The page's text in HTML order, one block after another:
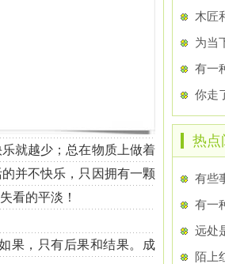
就越少；总在物质上做着
并不快乐，只因拥有一颗
看的平淡！
，只有后果和结果。成
木匠
为当
有一
你走
热点
有一
远处